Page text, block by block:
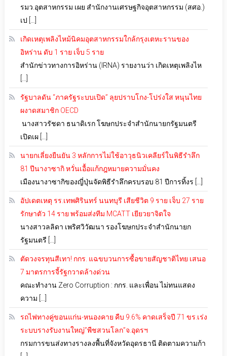
รมว.อุตสาหกรรม เผย สำนักงานเศรษฐกิจอุตสาหกรรม (สศอ.)
เป […]
เกิดเหตุเพลิงไหม้นิคมอุตสาหกรรมใกล้กรุงเตหะรานของ
อิหร่าน ดับ 1 ราย เจ็บ 5 ราย
สำนักข่าวทางการอิหร่าน (IRNA) รายงานว่า เกิดเหตุเพลิงไห
รัฐบาลดัน “ภาครัฐระบบเปิด” ลุยปราบโกง-โปร่งใส หนุนไทย
ผงาดสมาชิก OECD
นางสาวรัชดา ธนาดิเรก โฆษกประจำสำนักนายกรัฐมนตรี
เปิดเผ […]
นายกเลี่ยงยืนยัน 3 หลักการไม่ใช้อาวุธนิวเคลียร์ในพิธีรำลึก
81 ปีนางาซากิ หวั่นเอื้อแก้กฎหมายความมั่นคง
เมืองนางาซากิของญี่ปุ่นจัดพิธีรำลึกครบรอบ 81 ปีการทิ้งร […]
อัปเดตเหตุ รร.เทพศิรินทร์ นนทบุรี เสียชีวิต 9 ราย เจ็บ 27 ราย
รักษาตัว 14 ราย พร้อมส่งทีม MCATT เยียวยาจิตใจ
นางสาวลลิดา เพริศวิวัฒนา รองโฆษกประจำสำนักนายก
รัฐมนตรี […]
ตัดวงจรทุนสีเทา! กกร. แฉขบวนการซื้อขายสัญชาติไทย เสนอ
7 มาตรการจี้รัฐกวาดล้างด่วน
คณะทำงาน Zero Corruption : กกร. และเพื่อน ไม่ทนแสดง
ความ […]
รถไฟทางคู่ขอนแก่น-หนองคาย คืบ 9.6% คาดเสร็จปี 71 ขร.เร่ง
ระบบรางรับงานใหญ่”พืชสวนโลก”จ.อุดรฯ
กรมการขนส่งทางรางลงพื้นที่จังหวัดอุดรธานี ติดตามความก้า